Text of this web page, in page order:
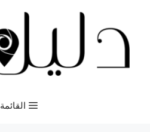
المحتوى
القائمة